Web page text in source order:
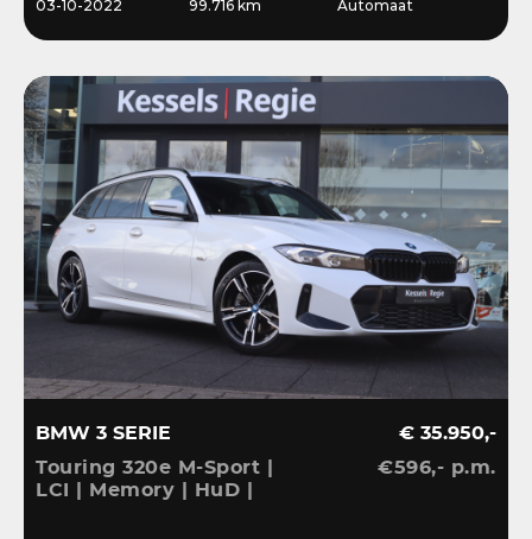
03-10-2022 99.716 km Automaat
BMW 3 SERIE
Touring 320e M-Sport |
LCI | Memory | HuD |
€ 35.950,-
€596,- p.m.